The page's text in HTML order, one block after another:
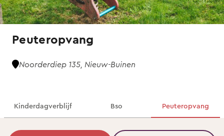
Peuteropvang
Noorderdiep 135, Nieuw-Buinen
Kinderdagverblijf Bso Peuteropvang